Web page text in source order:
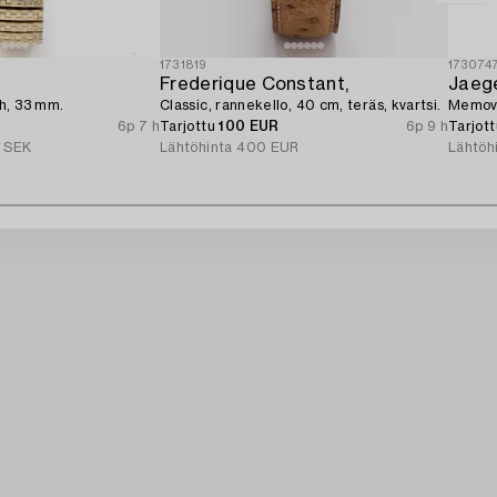
33 mm.
6p 7 h
1731819
Frederique Constant,
Classic, rannekello, 40 cm, teräs, kvartsi.
Tarjottu100 EUR
6p 9 h
Lähtöhinta 400 EUR